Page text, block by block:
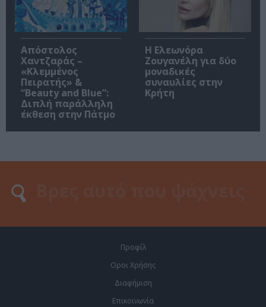
Απόστολος
Χαντζαράς –
«Κλεμμένος
Πειρατής» &
“Beauty and Blue”:
Διπλή παράλληλη
έκθεση στην Πάτμο
Η Ελεωνόρα
Ζουγανέλη για δύο
μοναδικές
συναυλίες στην
Κρήτη
Προφίλ
Οροι Χρήσης
Διαφήμιση
Επικοινωνία